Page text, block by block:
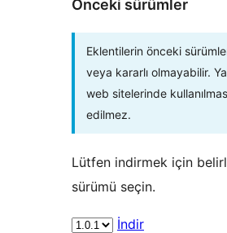
Önceki sürümler
Eklentilerin önceki
veya kararlı olmayabilir.
web sitelerinde
edilmez.
Lütfen indirmek için
sürümü seçin.
İndir